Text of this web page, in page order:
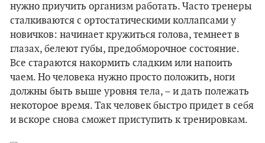
нужно приучить организм работать. Часто тренеры
сталкиваются с ортостатическими коллапсами у
новичков: начинает кружиться голова, темнеет в
глазах, белеют губы, предобморочное состояние.
Все стараются накормить сладким или напоить
чаем. Но человека нужно просто положить, ноги
должны быть выше уровня тела, – и дать полежать
некоторое время. Так человек быстро придет в себя
и вскоре снова сможет приступить к тренировкам.